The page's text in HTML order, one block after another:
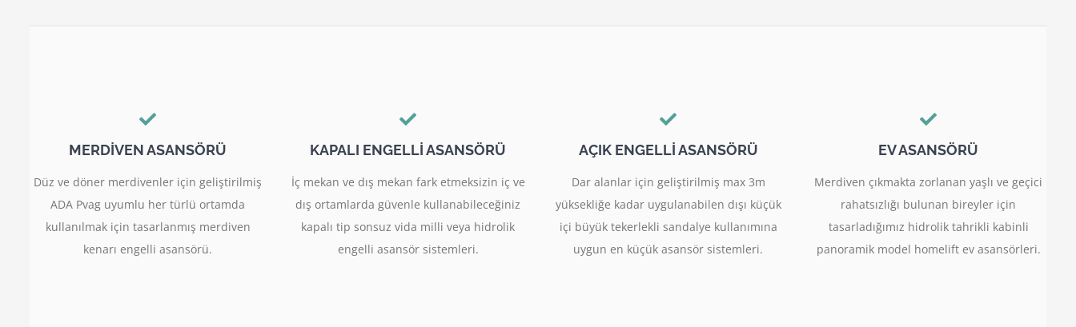
MERDİVEN ASANSÖRÜ
Düz ve döner merdivenler için geliştirilmiş
ADA Pvag uyumlu her türlü ortamda
kullanılmak için tasarlanmış merdiven
kenarı engelli asansörü.
KAPALI ENGELLİ ASANSÖRÜ
İç mekan ve dış mekan fark etmeksizin iç ve
dış ortamlarda güvenle kullanabileceğiniz
kapalı tip sonsuz vida milli veya hidrolik
engelli asansör sistemleri.
AÇIK ENGELLİ ASANSÖRÜ
Dar alanlar için geliştirilmiş max 3m
yüksekliğe kadar uygulanabilen dışı küçük
içi büyük tekerlekli sandalye kullanımına
uygun en küçük asansör sistemleri.
EV ASANSÖRÜ
Merdiven çıkmakta zorlanan yaşlı ve geçici
rahatsızlığı bulunan bireyler için
tasarladığımız hidrolik tahrikli kabinli
panoramik model homelift ev asansörleri.